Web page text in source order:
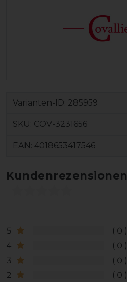
Varianten-ID: 285959
SKU: COV-3231656
EAN: 4018653417546
Kundenrezensionen
5
0
4
0
3
0
2
0